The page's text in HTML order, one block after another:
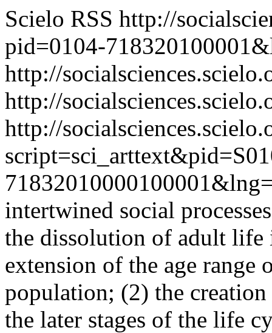
Scielo RSS http://
pid=0104-
http://
http://
http://
intertwined social
the dissolution of adult life
extension of the age range
population; (2) the
the later stages of the life